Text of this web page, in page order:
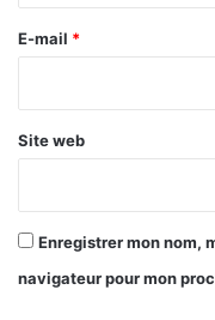
e
E-mail *
Site web
Enregistrer mon nom,
navigateur pour mon